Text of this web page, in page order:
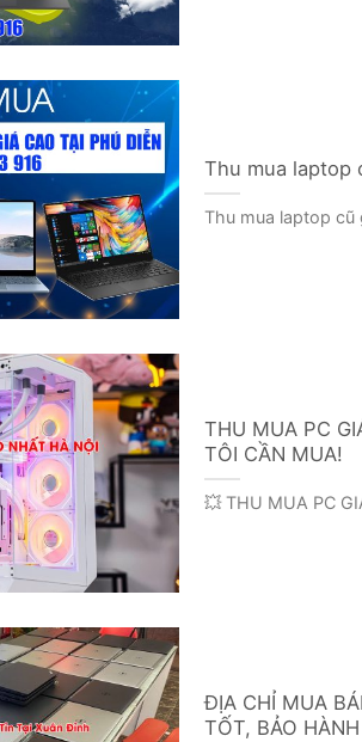
Thu mua laptop
Thu mua laptop cũ
THU MUA PC
TÔI CẦN MUA!
💥 THU MUA PC
ĐỊA CHỈ MUA
TỐT, BẢO